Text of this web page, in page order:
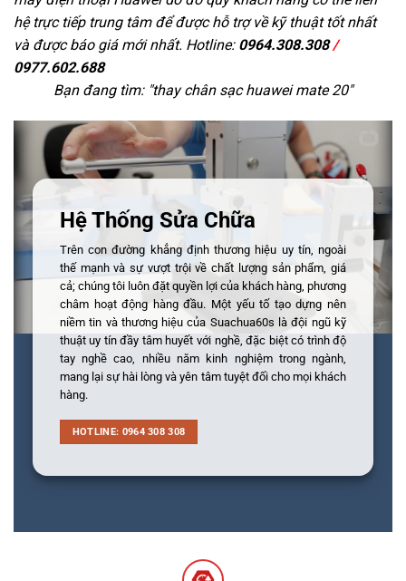
hệ trực tiếp trung tâm để được hỗ trợ về kỹ thuật tốt nhất
và được báo giá mới nhất. Hotline: 0964.308.308/
0977.602.688
Bạn đang tìm: "thay chân sạc huawei mate 20"
Hệ Thống Sửa Chữa
Trên con đường khẳng định thương hiệu uy tín, ngoài
thế mạnh và sự vượt trội về chất lượng sản phẩm, giá
cả; chúng tôi luôn đặt quyền lợi của khách hàng, phương
châm hoạt động hàng đầu. Một yếu tố tạo dựng nên
niềm tin và thương hiệu của Suachua60s là đội ngũ kỹ
thuật uy tín đầy tâm huyết với nghề, đặc biệt có trình độ
tay nghề cao, nhiều năm kinh nghiệm trong ngành,
mang lại sự hài lòng và yên tâm tuyệt đối cho mọi khách
hàng.
HOTLINE: 0964 308 308